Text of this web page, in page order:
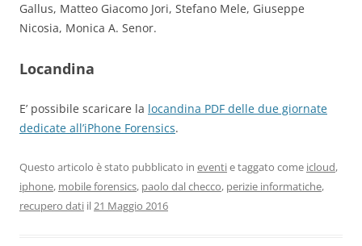
Gallus, Matteo Giacomo Jori, Stefano Mele, Giuseppe
Nicosia, Monica A. Senor.
Locandina
E’ possibile scaricare la locandina PDF delle due giornate
dedicate all’iPhone Forensics.
Questo articolo è stato pubblicato in eventie taggato come icloud,
iphone, mobile forensics, paolo dal checco, perizie informatiche,
recupero dati il21 Maggio 2016